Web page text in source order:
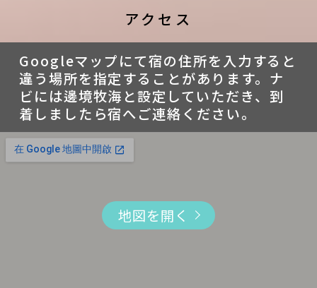
荷物をお持ちのお客様はご確認く
1階にも客室があります。体の不自
由な方、大きなお荷物をお持ちの
お客様からご利用になれます。
一部の部屋の浴室には目隠しとな
るような仕切りがこざいません。
くご確認ください。
記載されている客室タイプと価格
お知らせ頂いた場合、お支払
い済み金額の70%をご返金し
ます。
ご宿泊予定日当日或いは 2 日
前にお知らせ頂いた、或いは
お知らせ頂けなかった場合、
お支払い済み料金はご返還い
3カ月以内の日程への変更が可能で
クーラー
その他
本
鍋用具
食器
リビング
読書エリア
せください。レイトチェックイン
はできません。万一そうなった場
合、当日のご宿泊をキャンセルさ
せて頂く場合がございます。その際
ご予約金は返還いたしかねますの
でご注意ください
すようお願い致します
09:00 - 21:00
公式ホームページ
https://larry5931.wixsite.com/
bianjing-muhai
Facebook
https://www.facebook.com/邊
境牧海長濱-591483740862245/
@992fuytj
Instagram
アクセス
Googleマップにて宿の住所を入力すると
違う場所を指定することがあります。ナ
ビには邊境牧海と設定していただき、到
着しましたら宿へご連絡ください。
地図を開く